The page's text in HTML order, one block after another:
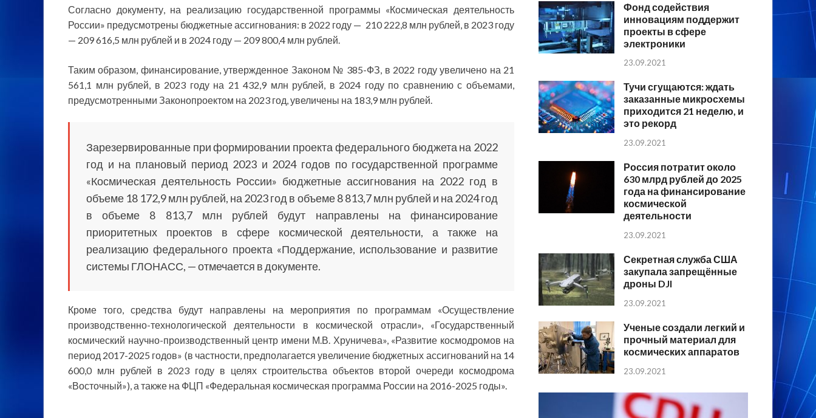
Согласно документу, на реализацию государственной программы «Космическая деятельность
России» предусмотрены бюджетные ассигнования: в 2022 году — 210 222,8 млн рублей, в 2023 году
— 209 616,5 млн рублей и в 2024 году — 209 800,4 млн рублей.
Таким образом, финансирование, утвержденное Законом № 385-ФЗ, в 2022 году увеличено на 21
561,1 млн рублей, в 2023 году на 21 432,9 млн рублей, в 2024 году по сравнению с объемами,
предусмотренными Законопроектом на 2023 год, увеличены на 183,9 млн рублей.
Зарезервированные при формировании проекта федерального бюджета на 2022
год и на плановый период 2023 и 2024 годов по государственной программе
«Космическая деятельность России» бюджетные ассигнования на 2022 год в
объеме 18 172,9 млн рублей, на 2023 год в объеме 8 813,7 млн рублей и на 2024 год
в объеме 8 813,7 млн рублей будут направлены на финансирование
приоритетных проектов в сфере космической деятельности, а также на
реализацию федерального проекта «Поддержание, использование и развитие
системы ГЛОНАСС, — отмечается в документе.
Кроме того, средства будут направлены на мероприятия по программам «Осуществление
производственно-технологической деятельности в космической отрасли», «Государственный
космический научно-производственный центр имени М.В. Хруничева», «Развитие космодромов на
период 2017-2025 годов» (в частности, предполагается увеличение бюджетных ассигнований на 14
600,0 млн рублей в 2023 году в целях строительства объектов второй очереди космодрома
«Восточный»), а также на ФЦП «Федеральная космическая программа России на 2016-2025 годы».
Фонд содействия
инновациям поддержит
проекты в сфере
электроники
23.09.2021
Тучи сгущаются: ждать
заказанные микросхемы
приходится 21 неделю, и
это рекорд
23.09.2021
Россия потратит около
630 млрд рублей до 2025
года на финансирование
космической
деятельности
23.09.2021
Секретная служба США
закупала запрещённые
дроны DJI
23.09.2021
Ученые создали легкий и
прочный материал для
космических аппаратов
23.09.2021